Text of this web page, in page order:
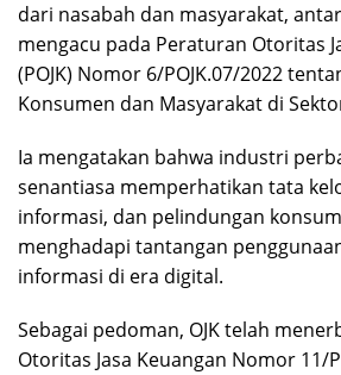
dari nasabah dan masyarakat,
mengacu pada Peraturan Otoritas
(POJK) Nomor 6/POJK.07/2022
Konsumen dan Masyarakat di
Ia mengatakan bahwa industri
senantiasa memperhatikan tata
informasi, dan pelindungan
menghadapi tantangan
informasi di era digital.
Sebagai pedoman, OJK telah
Otoritas Jasa Keuangan Nomor 11/